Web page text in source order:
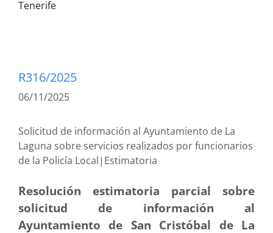
Tenerife
R316/2025
06/11/2025
Solicitud de información al Ayuntamiento de La
Laguna sobre servicios realizados por funcionarios
de la Policía Local|Estimatoria
Resolución estimatoria parcial sobre
solicitud de información al
Ayuntamiento de San Cristóbal de La